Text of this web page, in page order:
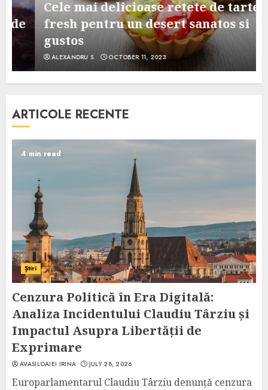
Cele mai delicioase retete de tarte
fresh pentru un desert sanatos si
gustos
ALEXANDRU S. OCTOBER 11, 2023
ARTICOLE RECENTE
4 min read
Știri
Cenzura Politică în Era Digitală:
Analiza Incidentului Claudiu Târziu și
Impactul Asupra Libertății de
Exprimare
AVASILOAIEI IRINA JULY 28, 2026
Europarlamentarul Claudiu Târziu denunță cenzura